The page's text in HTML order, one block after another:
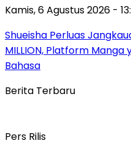
Kamis, 6 Agustus 2026 -
Shueisha Perluas
MILLION, Platform Manga
Bahasa
Berita Terbaru
Pers Rilis